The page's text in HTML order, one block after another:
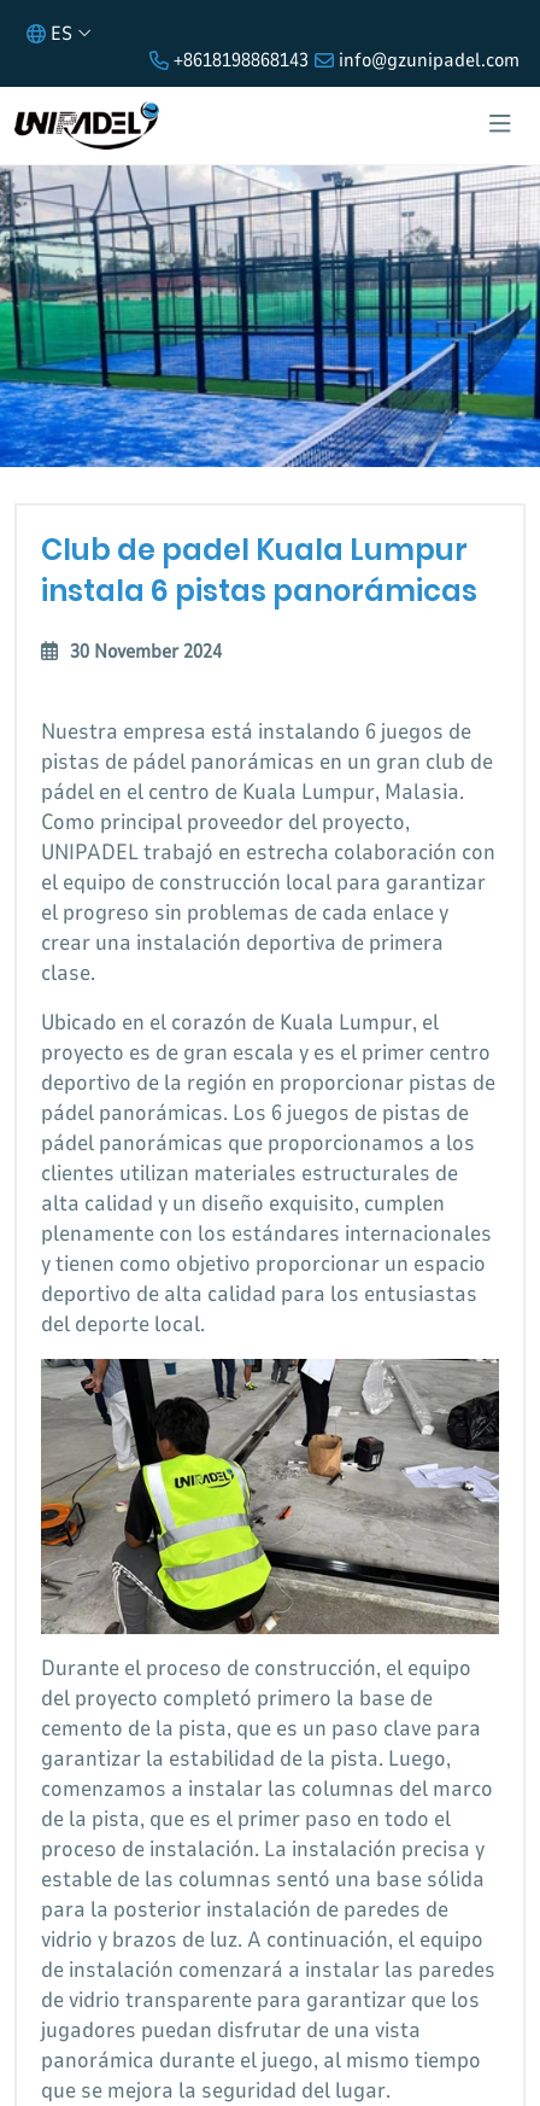
ES
+8618198868143
info@gzunipadel.com
INSTALA 6 PISTAS PANORÁMICAS
Club de padel Kuala Lumpur
instala 6 pistas panorámicas
30 November 2024
Nuestra empresa está instalando 6 juegos de
pistas de pádel panorámicas en un gran club de
pádel en el centro de Kuala Lumpur, Malasia.
Como principal proveedor del proyecto,
UNIPADEL trabajó en estrecha colaboración con
el equipo de construcción local para garantizar
el progreso sin problemas de cada enlace y
crear una instalación deportiva de primera
clase.
Ubicado en el corazón de Kuala Lumpur, el
proyecto es de gran escala y es el primer centro
deportivo de la región en proporcionar pistas de
pádel panorámicas. Los 6 juegos de pistas de
pádel panorámicas que proporcionamos a los
clientes utilizan materiales estructurales de
alta calidad y un diseño exquisito, cumplen
plenamente con los estándares internacionales
y tienen como objetivo proporcionar un espacio
deportivo de alta calidad para los entusiastas
del deporte local.
Durante el proceso de construcción, el equipo
del proyecto completó primero la base de
cemento de la pista, que es un paso clave para
garantizar la estabilidad de la pista. Luego,
comenzamos a instalar las columnas del marco
de la pista, que es el primer paso en todo el
proceso de instalación. La instalación precisa y
estable de las columnas sentó una base sólida
para la posterior instalación de paredes de
vidrio y brazos de luz. A continuación, el equipo
de instalación comenzará a instalar las paredes
de vidrio transparente para garantizar que los
jugadores puedan disfrutar de una vista
panorámica durante el juego, al mismo tiempo
que se mejora la seguridad del lugar.